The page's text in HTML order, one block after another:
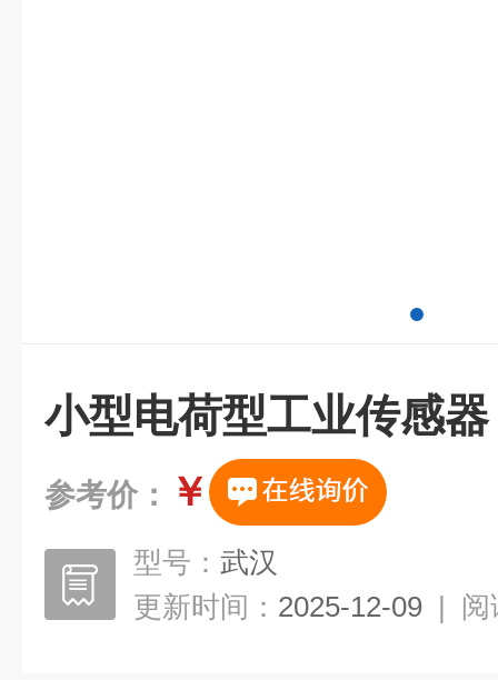
小型电荷型工业传感器
参考价： ￥
型号： 武汉
更新时间： 2025-12-09 | 阅